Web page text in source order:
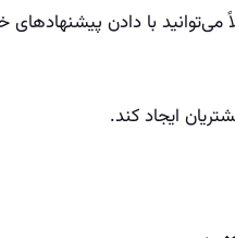
با دادن پیشنهادهای
ایجاد کند.